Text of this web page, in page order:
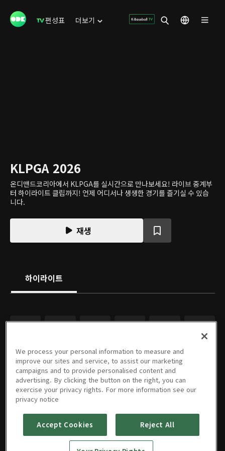
편성표 더보기
KLPGA 2026
온디맨드코리아에서 KLPGA를 실시간으로 만나보세요! 라이브 중계부
터 하이라이트 클립까지! 언제 어디서나 생생한 경기를 즐기실 수 있습
니다.
재생
하이라이트
We process your personal information to measure and
improve our sites and service, to assist our marketing
campaigns and to provide personalised content and
advertising. By clicking the button on the right, you can
exercise your privacy rights. For more information see our
privacy notice
Accept Cookies Reject All